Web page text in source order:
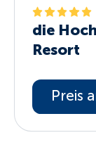
die
Resort
Preis